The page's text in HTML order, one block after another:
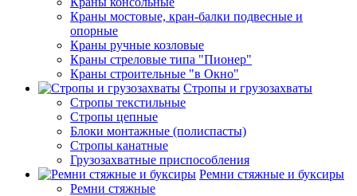
Краны мостовые, кран-балки подвесные и
опорные
Краны ручные козловые
Краны стреловые типа "Пионер"
Краны строительные "в Окно"
Стропы и грузозахваты
Стропы текстильные
Стропы цепные
Блоки монтажные (полиспасты)
Стропы канатные
Грузозахватные приспособления
Ремни стяжные и буксиры
Ремни стяжные